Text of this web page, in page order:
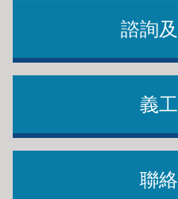
諮詢
義
聯